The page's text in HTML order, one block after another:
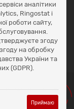
аналітики
Ringostat і
роботи сайту,
згоду
на обробку
України та
(GDPR).
Приймаю